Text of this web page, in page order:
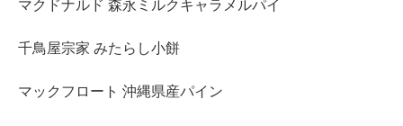
マクドナルド 森永ミルクキャラメルパイ
千鳥屋宗家 みたらし小餅
マックフロート 沖縄県産パイン